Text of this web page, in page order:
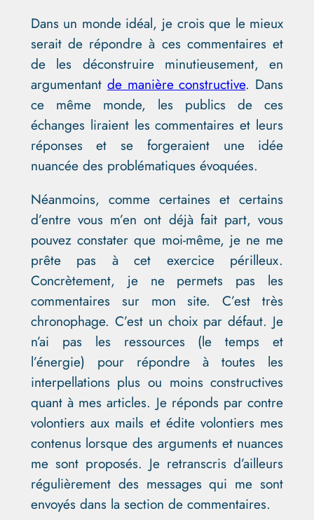
Dans un monde idéal, je crois que le mieux
serait de répondre à ces commentaires et
de les déconstruire minutieusement, en
argumentant de manière constructive. Dans
ce même monde, les publics de ces
échanges liraient les commentaires et leurs
réponses et se forgeraient une idée
nuancée des problématiques évoquées.
Néanmoins, comme certaines et certains
d’entre vous m’en ont déjà fait part, vous
pouvez constater que moi-même, je ne me
prête pas à cet exercice périlleux.
Concrètement, je ne permets pas les
commentaires sur mon site. C’est très
chronophage. C’est un choix par défaut. Je
n’ai pas les ressources (le temps et
l’énergie) pour répondre à toutes les
interpellations plus ou moins constructives
quant à mes articles. Je réponds par contre
volontiers aux mails et édite volontiers mes
contenus lorsque des arguments et nuances
me sont proposés. Je retranscris d’ailleurs
régulièrement des messages qui me sont
envoyés dans la section de commentaires.